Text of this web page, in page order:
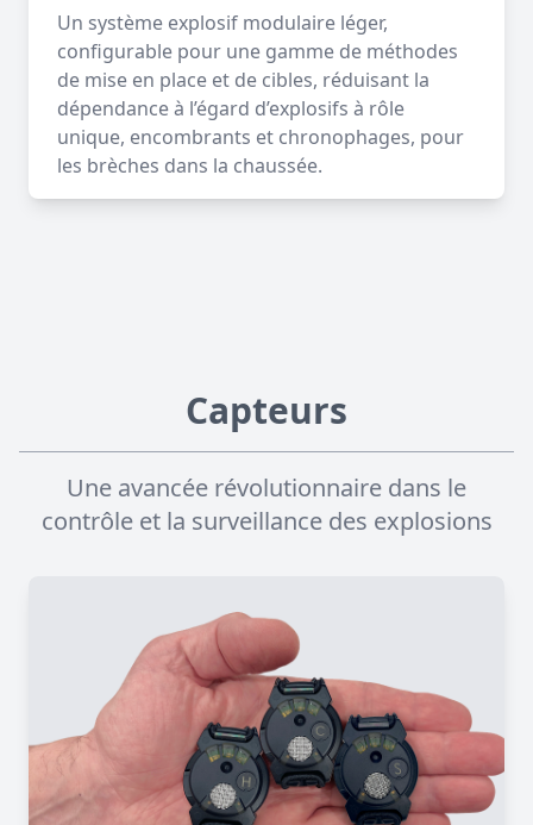
Un système explosif modulaire léger,
configurable pour une gamme de méthodes
de mise en place et de cibles, réduisant la
dépendance à l’égard d’explosifs à rôle
unique, encombrants et chronophages, pour
les brèches dans la chaussée.
Capteurs
Une avancée révolutionnaire dans le
contrôle et la surveillance des explosions